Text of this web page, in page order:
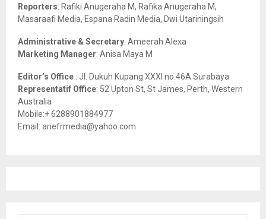
Reporters: Rafiki Anugeraha M, Rafika Anugeraha M,
Masaraafi Media, Espana Radin Media, Dwi Utariningsih
Administrative & Secretary: Ameerah Alexa
Marketing Manager: Anisa Maya M
Editor’s Office : Jl. Dukuh Kupang XXXI no.46A Surabaya
Representatif Office: 52 Upton St, St James, Perth, Western
Australia
Mobile:+ 6288901884977
Email: ariefrmedia@yahoo.com